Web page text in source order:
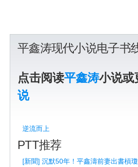
平鑫涛现代小说电子书
点击阅读平鑫涛小说或
说
逆流而上
PTT推荐
[新聞] 沉默50年！平鑫濤前妻出書槓